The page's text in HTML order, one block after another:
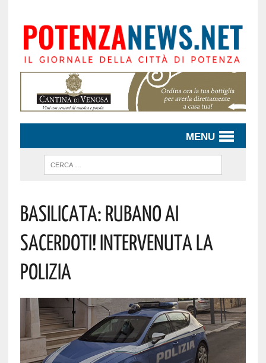
MENU
Basilicata: Rubano Ai
Sacerdoti! Intervenuta La
Polizia